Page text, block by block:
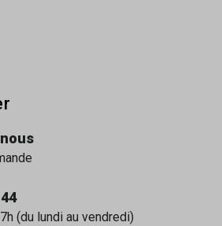
(du lundi au vendredi)